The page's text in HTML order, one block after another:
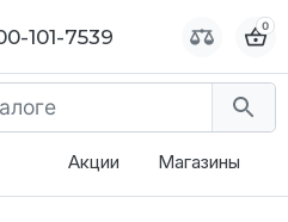
101-7539 0
Акции Магазины
101-7539 0